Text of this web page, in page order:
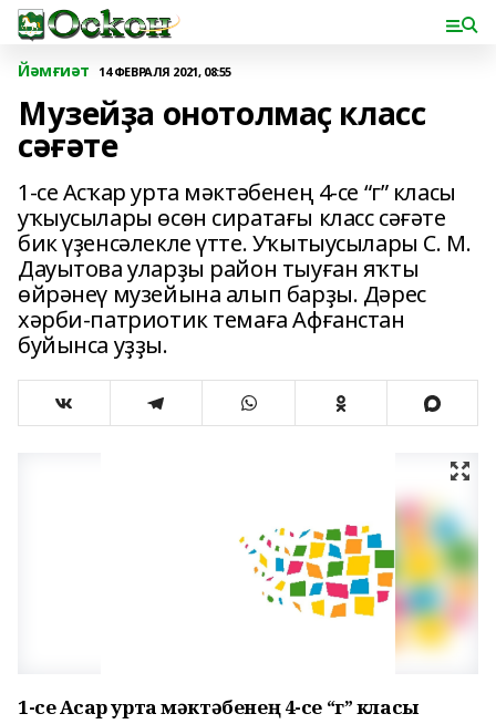
Йәмғиәт 14 ФЕВРАЛЯ 2021, 08:55
Музейҙа онотолмаҫ класс
сәғәте
1-се Асҡар урта мәктәбенең 4-се “г” класы
уҡыусылары өсөн сиратағы класс сәғәте
бик үҙенсәлекле үтте. Уҡытыусылары С. М.
Дауытова уларҙы район тыуған яҡты
өйрәнеү музейына алып барҙы. Дәрес
хәрби-патриотик темаға Афғанстан
буйынса уҙҙы.
1-се Асҡар урта мәктәбенең 4-се “г” класы